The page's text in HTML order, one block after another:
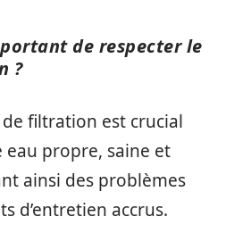
de respecter le
?
filtration est crucial
propre, saine et
ainsi des problèmes
d’entretien accrus.